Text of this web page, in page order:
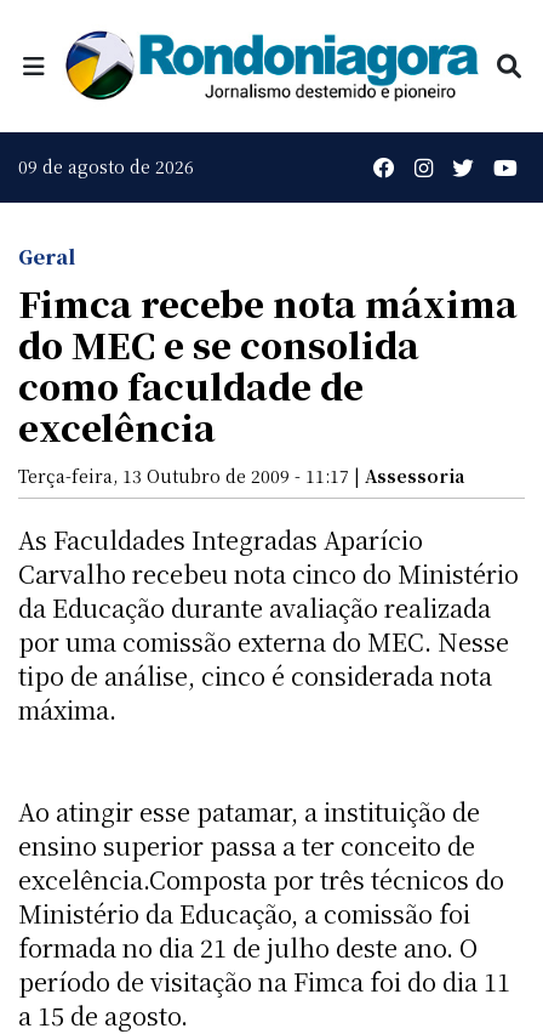
09 de agosto de 2026
Geral
Fimca recebe nota máxima
do MEC e se consolida
como faculdade de
excelência
Terça-feira, 13 Outubro de 2009 - 11:17 | Assessoria
As Faculdades Integradas Aparício
Carvalho recebeu nota cinco do Ministério
da Educação durante avaliação realizada
por uma comissão externa do MEC. Nesse
tipo de análise, cinco é considerada nota
máxima.
Ao atingir esse patamar, a instituição de
ensino superior passa a ter conceito de
excelência.Composta por três técnicos do
Ministério da Educação, a comissão foi
formada no dia 21 de julho deste ano. O
período de visitação na Fimca foi do dia 11
a 15 de agosto.